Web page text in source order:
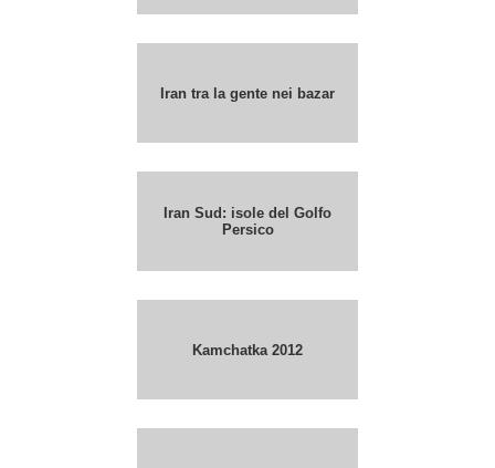
Iran tra la gente nei bazar
Iran Sud: isole del Golfo
Persico
Kamchatka 2012